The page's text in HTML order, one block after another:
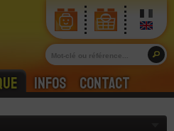
Infos Contact